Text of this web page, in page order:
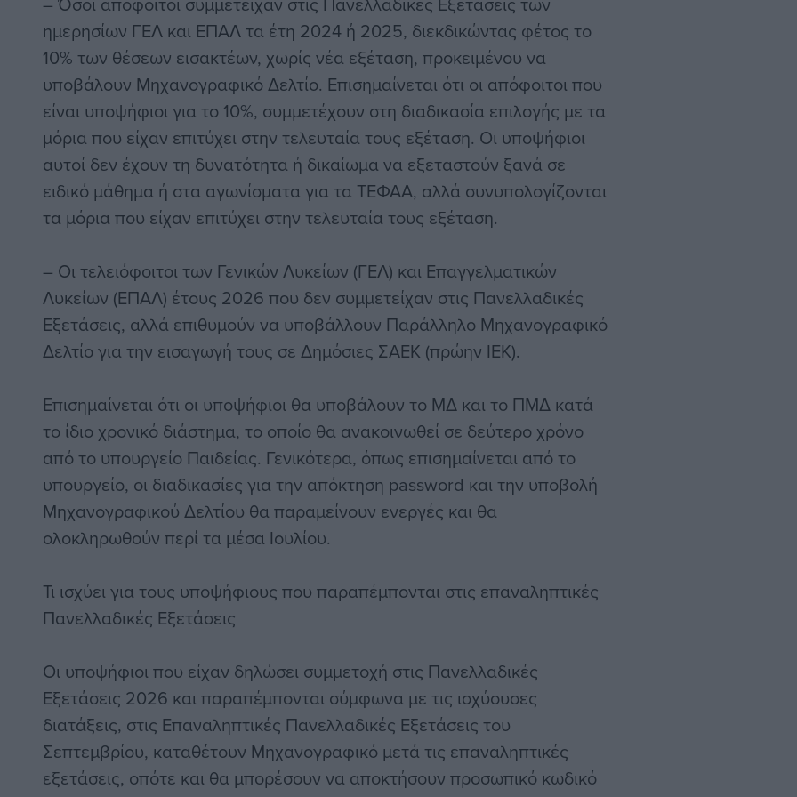
ημερησίων ΓΕΛ και ΕΠΑΛ τα έτη 2024 ή 2025, διεκδικώντας φέτος το
10% των θέσεων εισακτέων, χωρίς νέα εξέταση, προκειμένου να
υποβάλουν Μηχανογραφικό Δελτίο. Επισημαίνεται ότι οι απόφοιτοι που
είναι υποψήφιοι για το 10%, συμμετέχουν στη διαδικασία επιλογής με τα
μόρια που είχαν επιτύχει στην τελευταία τους εξέταση. Οι υποψήφιοι
αυτοί δεν έχουν τη δυνατότητα ή δικαίωμα να εξεταστούν ξανά σε
ειδικό μάθημα ή στα αγωνίσματα για τα ΤΕΦΑΑ, αλλά συνυπολογίζονται
τα μόρια που είχαν επιτύχει στην τελευταία τους εξέταση.
– Οι τελειόφοιτοι των Γενικών Λυκείων (ΓΕΛ) και Επαγγελματικών
Λυκείων (ΕΠΑΛ) έτους 2026 που δεν συμμετείχαν στις Πανελλαδικές
Εξετάσεις, αλλά επιθυμούν να υποβάλλουν Παράλληλο Μηχανογραφικό
Δελτίο για την εισαγωγή τους σε Δημόσιες ΣΑΕΚ (πρώην ΙΕΚ).
Επισημαίνεται ότι οι υποψήφιοι θα υποβάλουν το ΜΔ και το ΠΜΔ κατά
το ίδιο χρονικό διάστημα, το οποίο θα ανακοινωθεί σε δεύτερο χρόνο
από το υπουργείο Παιδείας. Γενικότερα, όπως επισημαίνεται από το
υπουργείο, οι διαδικασίες για την απόκτηση password και την υποβολή
Μηχανογραφικού Δελτίου θα παραμείνουν ενεργές και θα
ολοκληρωθούν περί τα μέσα Ιουλίου.
Τι ισχύει για τους υποψήφιους που παραπέμπονται στις επαναληπτικές
Πανελλαδικές Εξετάσεις
Οι υποψήφιοι που είχαν δηλώσει συμμετοχή στις Πανελλαδικές
Εξετάσεις 2026 και παραπέμπονται σύμφωνα με τις ισχύουσες
διατάξεις, στις Επαναληπτικές Πανελλαδικές Εξετάσεις του
Σεπτεμβρίου, καταθέτουν Μηχανογραφικό μετά τις επαναληπτικές
εξετάσεις, οπότε και θα μπορέσουν να αποκτήσουν προσωπικό κωδικό